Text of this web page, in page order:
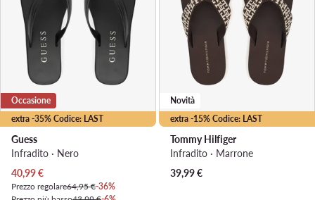
extra -35% Codice: LAST
Occasione
Guess
Infradito · Nero
Prezzo attuale
40,99€
Prezzo regolare64,95 €-36%
extra -15% Codice: LAST
Novità
Tommy Hilfiger
Infradito · Marrone
39,99€